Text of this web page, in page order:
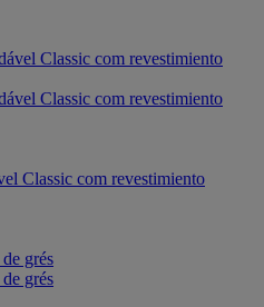
Classic com revestimiento